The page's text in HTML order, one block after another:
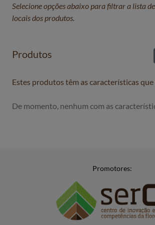
Selecione opções abaixo para filtrar a lista
locais dos produtos.
Produtos
Estes produtos têm as características
De momento, nenhum com as
Promotores: